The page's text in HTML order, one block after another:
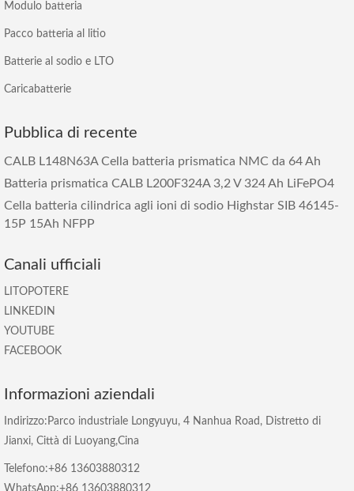
Modulo batteria
Pacco batteria al litio
Batterie al sodio e LTO
Caricabatterie
Pubblica di recente
CALB L148N63A Cella batteria prismatica NMC da 64 Ah
Batteria prismatica CALB L200F324A 3,2 V 324 Ah LiFePO4
Cella batteria cilindrica agli ioni di sodio Highstar SIB 46145-
15P 15Ah NFPP
Canali ufficiali
LITOPOTERE
LINKEDIN
YOUTUBE
FACEBOOK
Informazioni aziendali
Indirizzo:Parco industriale Longyuyu, 4 Nanhua Road, Distretto di
Jianxi, Città di Luoyang,Cina
Telefono:+86 13603880312
WhatsApp:+86 13603880312